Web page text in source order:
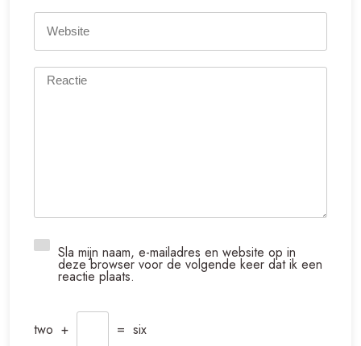
Sla mijn naam, e-mailadres en website op in
deze browser voor de volgende keer dat ik een
reactie plaats.
two + = six